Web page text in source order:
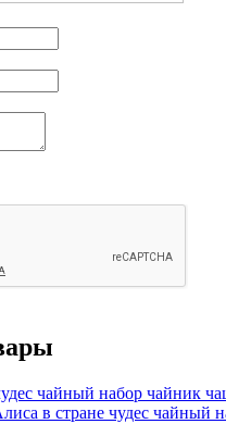
в стране чудес чайный